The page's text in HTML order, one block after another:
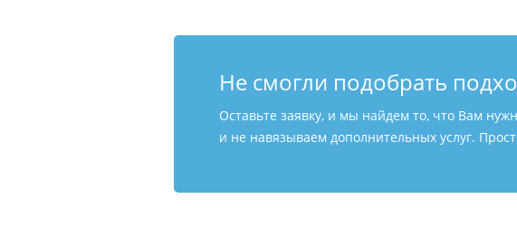
Не смогли подобрать
Оставьте заявку, и мы найдем то, что Вам
и не навязываем дополнительных услуг.